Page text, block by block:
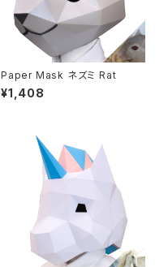
Paper Mask ネズミ Rat
¥1,408